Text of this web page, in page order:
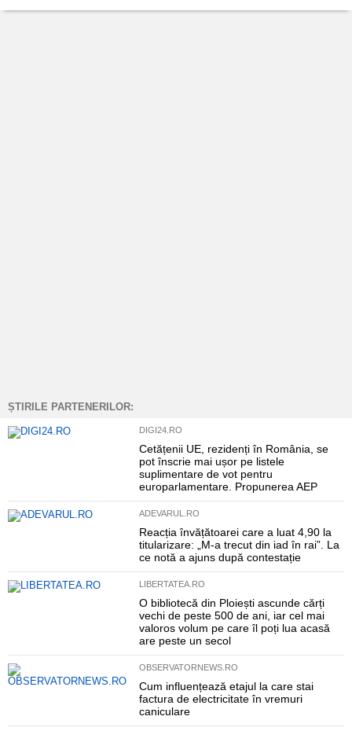
ȘTIRILE PARTENERILOR:
DIGI24.RO
Cetățenii UE, rezidenți în România, se
pot înscrie mai ușor pe listele
suplimentare de vot pentru
europarlamentare. Propunerea AEP
ADEVARUL.RO
Reacția învățătoarei care a luat 4,90 la
titularizare: „M-a trecut din iad în rai”. La
ce notă a ajuns după contestație
LIBERTATEA.RO
O bibliotecă din Ploiești ascunde cărți
vechi de peste 500 de ani, iar cel mai
valoros volum pe care îl poți lua acasă
are peste un secol
OBSERVATORNEWS.RO
Cum influențează etajul la care stai
factura de electricitate în vremuri
caniculare